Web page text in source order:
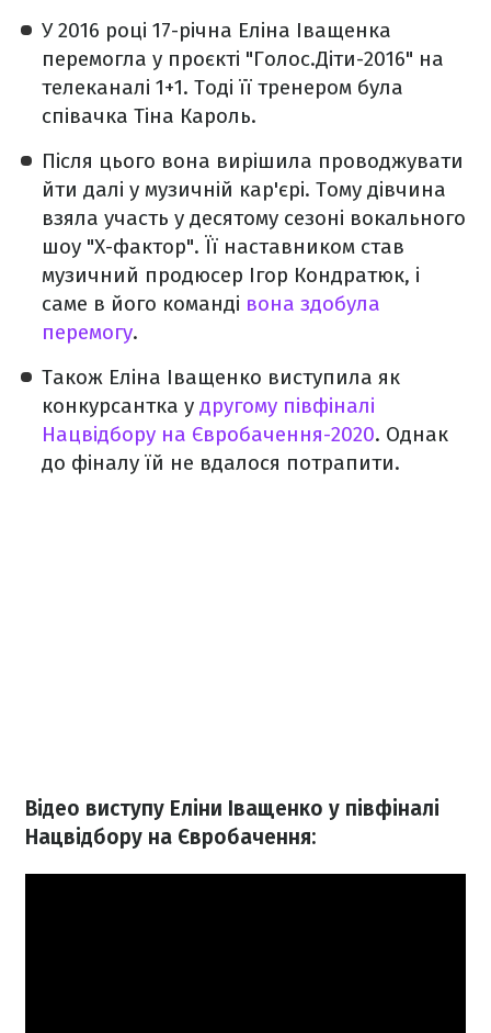
У 2016 році 17-річна Еліна Іващенка
перемогла у проєкті "Голос.Діти-2016" на
телеканалі 1+1. Тоді її тренером була
співачка Тіна Кароль.
Після цього вона вирішила проводжувати
йти далі у музичній кар'єрі. Тому дівчина
взяла участь у десятому сезоні вокального
шоу "Х-фактор". Її наставником став
музичний продюсер Ігор Кондратюк, і
саме в його команді вона здобула
перемогу.
Також Еліна Іващенко виступила як
конкурсантка у другому півфіналі
Нацвідбору на Євробачення-2020. Однак
до фіналу їй не вдалося потрапити.
Відео виступу Еліни Іващенко у півфіналі
Нацвідбору на Євробачення: